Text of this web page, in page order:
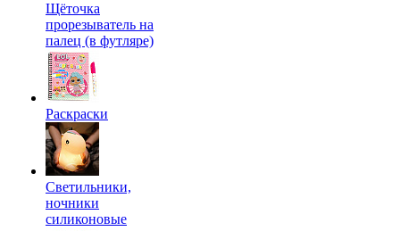
Щёточка
прорезыватель на
палец (в футляре)
Раскраски
Светильники,
ночники
силиконовые